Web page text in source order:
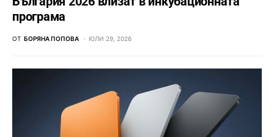
програма
ОТ БОРЯНА ПОПОВА ЮЛИ 29, 2026